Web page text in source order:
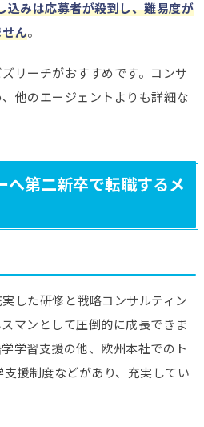
込みは応募者が殺到し、難易度が
ん。
リーチがおすすめです。コンサ
他のエージェントよりも詳細な
へ第二新卒で転職するメ
した研修と戦略コンサルティン
マンとして圧倒的に成長できま
学習支援の他、欧州本社でのト
援制度などがあり、充実してい